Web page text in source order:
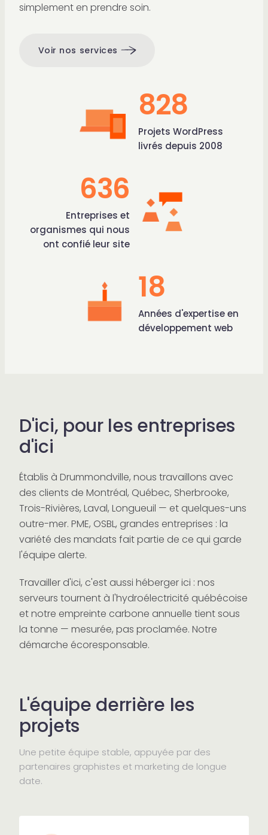
simplement en prendre soin.
Voir nos services
828
Projets WordPress
livrés depuis 2008
636
Entreprises et
organismes qui nous
ont confié leur site
18
Années d'expertise en
développement web
D'ici, pour les entreprises
d'ici
Établis à Drummondville, nous travaillons avec
des clients de Montréal, Québec, Sherbrooke,
Trois-Rivières, Laval, Longueuil — et quelques-uns
outre-mer. PME, OSBL, grandes entreprises : la
variété des mandats fait partie de ce qui garde
l'équipe alerte.
Travailler d'ici, c'est aussi héberger ici : nos
serveurs tournent à l'hydroélectricité québécoise
et notre empreinte carbone annuelle tient sous
la tonne — mesurée, pas proclamée. Notre
démarche écoresponsable.
L'équipe derrière les
projets
Une petite équipe stable, appuyée par des
partenaires graphistes et marketing de longue
date.